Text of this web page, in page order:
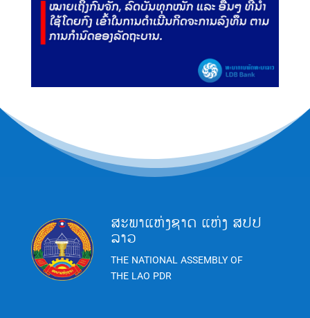
ສະພາແຫ່ງຊາດ ແຫ່ງ ສປປ
ລາວ
THE NATIONAL ASSEMBLY OF
THE LAO PDR